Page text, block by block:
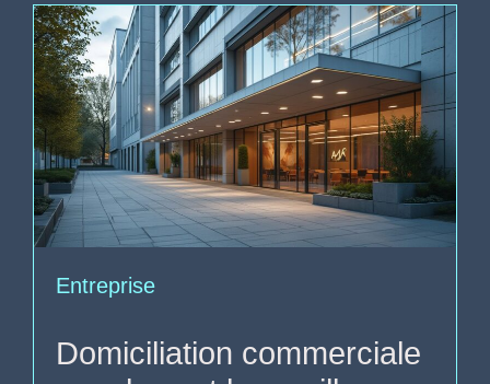
Entreprise
Domiciliation commerciale